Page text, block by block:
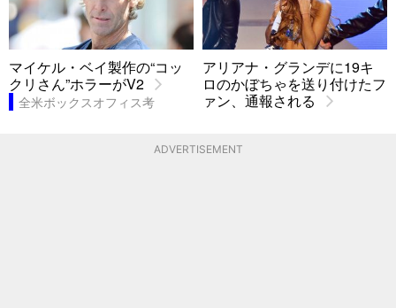
マイケル・ベイ製作の“コッ
クリさん”ホラーがV2
全米ボックスオフィス考
アリアナ・グランデに19キ
ロのかぼちゃを送り付けたフ
ァン、通報される
ADVERTISEMENT